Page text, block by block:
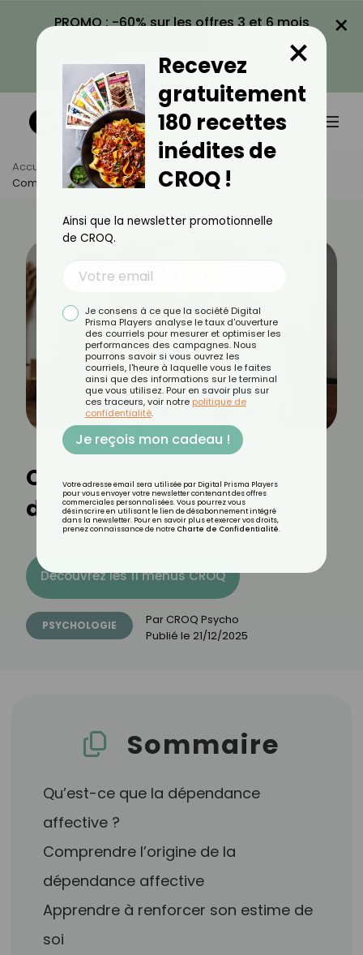
PROMO : -60% sur les offres 3 et 6 mois
VOIR LA PROMO
×
Accueil Actus
Psychologie
Comment Réduire Sa Dépendance Affective ?
Comment réduire sa
dépendance affective ?
Découvrez les 11 menus CROQ
PSYCHOLOGIE Par CROQ Psycho
Publié le 21/12/2025
Sommaire
Qu’est-ce que la dépendance
affective ?
Comprendre l’origine de la
dépendance affective
Apprendre à renforcer son estime de
soi
Recevez
gratuitement
180 recettes
inédites de
CROQ !
×
Ainsi que la newsletter promotionnelle
de CROQ.
Je consens à ce que la société Digital
Prisma Players analyse le taux d'ouverture
des courriels pour mesurer et optimiser les
performances des campagnes. Nous
pourrons savoir si vous ouvrez les
courriels, l'heure à laquelle vous le faites
ainsi que des informations sur le terminal
que vous utilisez. Pour en savoir plus sur
ces traceurs, voir notre politique de
confidentialité.
Je reçois mon cadeau !
Votre adresse email sera utilisée par Digital Prisma Players
pour vous envoyer votre newsletter contenant des offres
commerciales personnalisées. Vous pourrez vous
désinscrire en utilisant le lien de désabonnement intégré
dans la newsletter. Pour en savoir plus et exercer vos droits,
prenez connaissance de notre Charte de Confidentialité.